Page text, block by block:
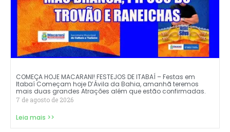
COMEÇA HOJE MACARANI! FESTEJOS DE ITABAÍ – Festas em
Itabaí Começam hoje D’Ávila da Bahia, amanhã teremos
mais duas grandes Atrações além que estão confirmadas.
7 de agosto de 2026
Leia mais >>